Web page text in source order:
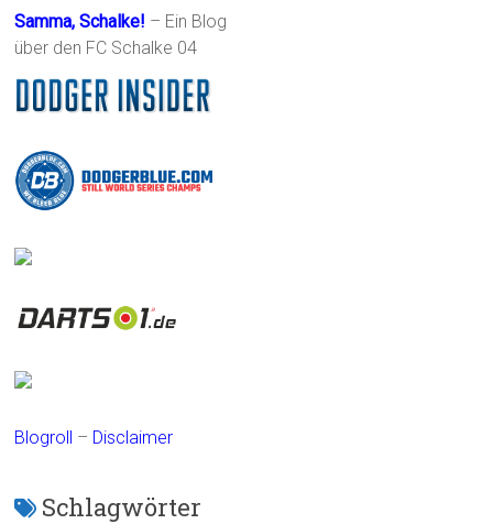
Samma, Schalke! – Ein Blog
über den FC Schalke 04
Blogroll – Disclaimer
Schlagwörter